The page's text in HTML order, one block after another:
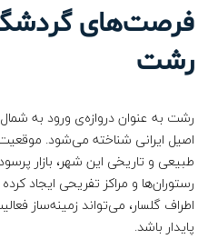
فرصت‌های
رشت
رشت به عنوان دروازه‌ی ورود به
اصیل ایرانی شناخته می‌شود.
طبیعی و تاریخی این شهر، بازار
رستوران‌ها و مراکز تفریحی ایجاد
اطراف گلسار، می‌تواند زمینه‌ساز
پایدار باشد.